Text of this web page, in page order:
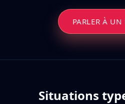
PARLER À UN
Situations